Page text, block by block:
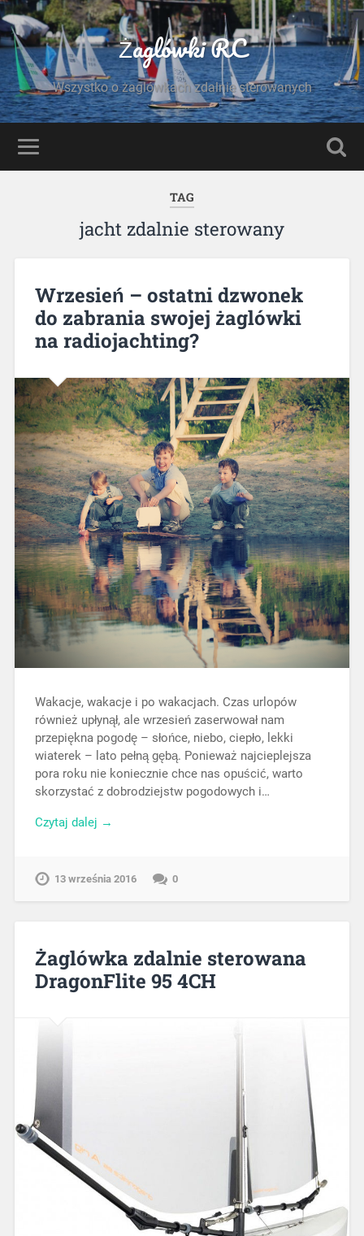
Żaglówki RC
Wszystko o żaglówkach zdalnie sterowanych
TAG
jacht zdalnie sterowany
Wrzesień – ostatni dzwonek
do zabrania swojej żaglówki
na radiojachting?
Wakacje, wakacje i po wakacjach. Czas urlopów
również upłynął, ale wrzesień zaserwował nam
przepiękna pogodę – słońce, niebo, ciepło, lekki
wiaterek – lato pełną gębą. Ponieważ najcieplejsza
pora roku nie koniecznie chce nas opuścić, warto
skorzystać z dobrodziejstw pogodowych i…
Czytaj dalej →
13 września 2016 0
Żaglówka zdalnie sterowana
DragonFlite 95 4CH